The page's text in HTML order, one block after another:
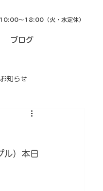
10:00～18:00（火・水定休）
ブログ
お知らせ
ル）本日